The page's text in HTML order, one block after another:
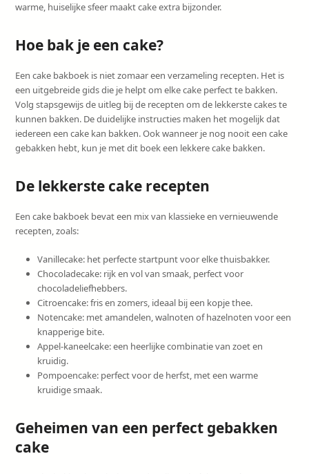
warme, huiselijke sfeer maakt cake extra bijzonder.
Hoe bak je een cake?
Een cake bakboek is niet zomaar een verzameling recepten. Het is
een uitgebreide gids die je helpt om elke cake perfect te bakken.
Volg stapsgewijs de uitleg bij de recepten om de lekkerste cakes te
kunnen bakken. De duidelijke instructies maken het mogelijk dat
iedereen een cake kan bakken. Ook wanneer je nog nooit een cake
gebakken hebt, kun je met dit boek een lekkere cake bakken.
De lekkerste cake recepten
Een cake bakboek bevat een mix van klassieke en vernieuwende
recepten, zoals:
Vanillecake: het perfecte startpunt voor elke thuisbakker.
Chocoladecake: rijk en vol van smaak, perfect voor
chocoladeliefhebbers.
Citroencake: fris en zomers, ideaal bij een kopje thee.
Notencake: met amandelen, walnoten of hazelnoten voor een
knapperige bite.
Appel-kaneelcake: een heerlijke combinatie van zoet en
kruidig.
Pompoencake: perfect voor de herfst, met een warme
kruidige smaak.
Geheimen van een perfect gebakken
cake